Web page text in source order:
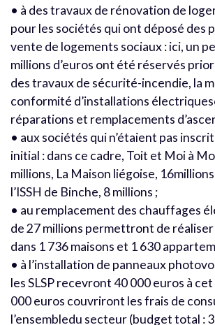
• à des travaux de rénovation de
pour les sociétés qui ont déposé des
vente de logements sociaux : ici, un
millions d’euros ont été réservés
des travaux de sécurité-incendie, la
conformité d’installations
réparations et remplacements
• aux sociétés qui n’étaient pas
initial : dans ce cadre, Toit et Moi à
millions, La Maison liégoise,
l’ISSH de Binche, 8 millions ;
• au remplacement des chauffages
de 27 millions permettront de
dans 1 736 maisons et 1 630
• à l’installation de panneaux
les SLSP recevront 40 000 euros à
000 euros couvriront les frais de
l’ensembledu secteur (budget total :